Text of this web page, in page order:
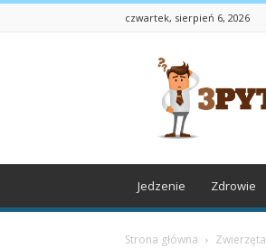
czwartek, sierpień 6, 2026
3pytania.pl
Jedzenie Zdrowie
Strona główna Zwierzęta